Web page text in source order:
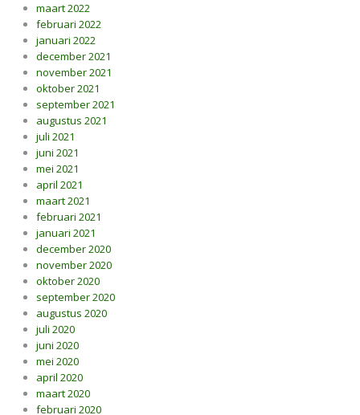
maart 2022
februari 2022
januari 2022
december 2021
november 2021
oktober 2021
september 2021
augustus 2021
juli 2021
juni 2021
mei 2021
april 2021
maart 2021
februari 2021
januari 2021
december 2020
november 2020
oktober 2020
september 2020
augustus 2020
juli 2020
juni 2020
mei 2020
april 2020
maart 2020
februari 2020